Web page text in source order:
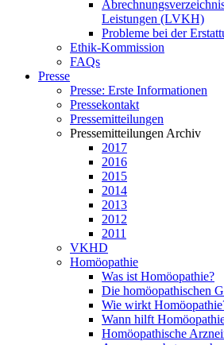
Leistungen (LVKH)
Probleme bei der
Ethik-Kommission
FAQs
Presse
Presse: Erste Informationen
Pressekontakt
Pressemitteilungen
Pressemitteilungen Archiv
2017
2016
2015
2014
2013
2012
2011
VKHD
Homöopathie
Was ist Homöopathie?
Die homöopathischen
Wie wirkt
Wann hilft
Homöopathische